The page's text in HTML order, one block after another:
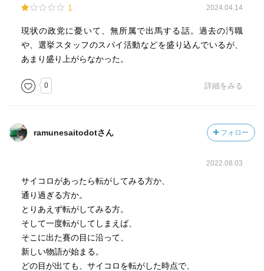
1 2024.04.14
現状の政党に憂いて、無所属で出馬する話。過去の汚職
や、選挙スタッフのスパイ活動などを盛り込んでいるが、
あまり盛り上がらなかった。
0 詳細をみる
ramunesaitodotさん フォロー
2022.08.03
サイコロがあったら転がしてみる方か、
通り過ぎる方か。
とりあえず転がしてみる方。
そして一度転がしてしまえば、
そこに出た賽の目に沿って、
新しい物語が始まる。
どの目が出ても、サイコロを転がした時点で、